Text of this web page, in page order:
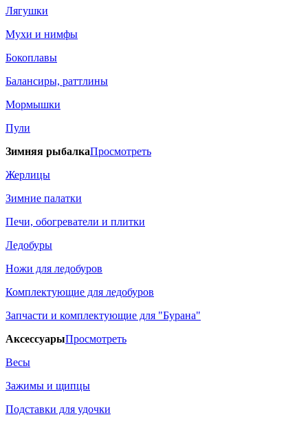
Лягушки
Мухи и нимфы
Бокоплавы
Балансиры, раттлины
Мормышки
Пули
Зимняя рыбалкаПросмотреть
Жерлицы
Зимние палатки
Печи, обогреватели и плитки
Ледобуры
Ножи для ледобуров
Комплектующие для ледобуров
Запчасти и комплектующие для "Бурана"
АксессуарыПросмотреть
Весы
Зажимы и щипцы
Подставки для удочки